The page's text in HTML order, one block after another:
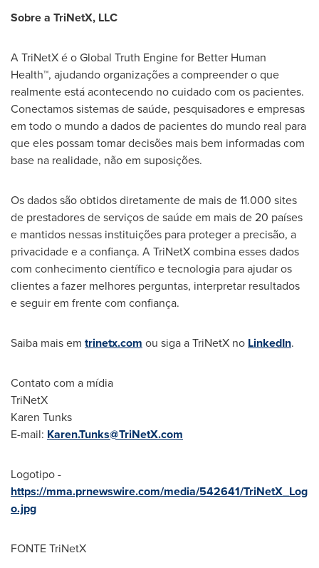
Sobre a TriNetX, LLC
A TriNetX é o Global Truth Engine for Better Human
Health™, ajudando organizações a compreender o que
realmente está acontecendo no cuidado com os pacientes.
Conectamos sistemas de saúde, pesquisadores e empresas
em todo o mundo a dados de pacientes do mundo real para
que eles possam tomar decisões mais bem informadas com
base na realidade, não em suposições.
Os dados são obtidos diretamente de mais de 11.000 sites
de prestadores de serviços de saúde em mais de 20 países
e mantidos nessas instituições para proteger a precisão, a
privacidade e a confiança. A TriNetX combina esses dados
com conhecimento científico e tecnologia para ajudar os
clientes a fazer melhores perguntas, interpretar resultados
e seguir em frente com confiança.
Saiba mais em trinetx.com ou siga a TriNetX no LinkedIn.
Contato com a mídia
TriNetX
Karen Tunks
E-mail: Karen.Tunks@TriNetX.com
Logotipo -
https://mma.prnewswire.com/media/542641/TriNetX_Log
o.jpg
FONTE TriNetX